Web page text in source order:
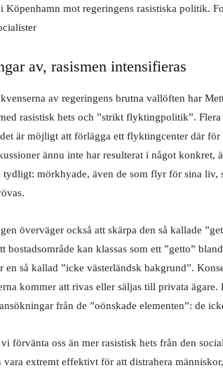
av, rasismen intensifieras
av regeringens brutna vallöften har
rasistisk hets och ”strikt flyktingpolitik”.
är möjligt att förlägga ett flyktingcenter där
ännu inte har resulterat i något konkret,
tydligt: mörkhyade, även de som flyr för sina liv,
överväger också att skärpa den så kallade
bostadsområde kan klassas som ett ”getto”
en så kallad ”icke västerländsk bakgrund”.
kommer att rivas eller säljas till privata ägare.
från de ”oönskade elementen”: de
förvänta oss än mer rasistisk hets från den
extremt effektivt för att distrahera